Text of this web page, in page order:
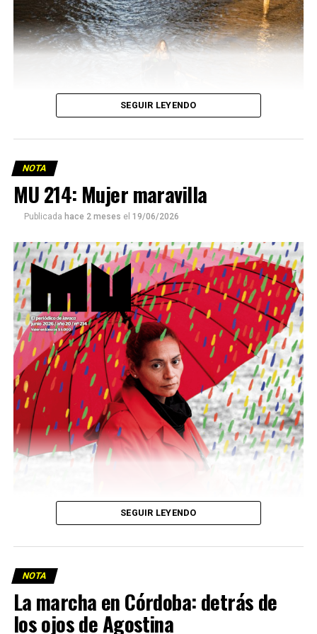
Este número 215 de MU ☝️viene con doble tapa, que
podría ser una frase:
Sin chamuyo, a remarla.
Descargar la Mu en PDF
SEGUIR LEYENDO
NOTA
MU 214: Mujer maravilla
Publicada hace 2 meses el 19/06/2026
SEGUIR LEYENDO
NOTA
La marcha en Córdoba: detrás de
los ojos de Agostina